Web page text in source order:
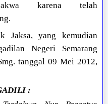
karena telah
Jaksa, yang kemudian
Negeri Semarang
tanggal 09 Mei 2012,
: